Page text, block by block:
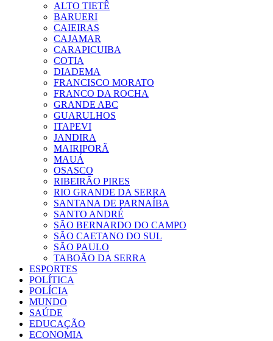
ALTO TIETÊ
BARUERI
CAIEIRAS
CAJAMAR
CARAPICUIBA
COTIA
DIADEMA
FRANCISCO MORATO
FRANCO DA ROCHA
GRANDE ABC
GUARULHOS
ITAPEVI
JANDIRA
MAIRIPORÃ
MAUÁ
OSASCO
RIBEIRÃO PIRES
RIO GRANDE DA SERRA
SANTANA DE PARNAÍBA
SANTO ANDRÉ
SÃO BERNARDO DO CAMPO
SÃO CAETANO DO SUL
SÃO PAULO
TABOÃO DA SERRA
ESPORTES
POLÍTICA
POLÍCIA
MUNDO
SAÚDE
EDUCAÇÃO
ECONOMIA